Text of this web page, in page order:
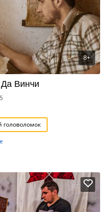
8+
Винчи
головоломок